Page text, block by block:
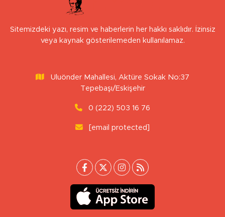
Sitemizdeki yazı, resim ve haberlerin her hakkı saklıdır. İzinsiz
veya kaynak gösterilemeden kullanılamaz.
Uluönder Mahallesi, Aktüre Sokak No:37
Tepebaşı/Eskişehir
0 (222) 503 16 76
[email protected]